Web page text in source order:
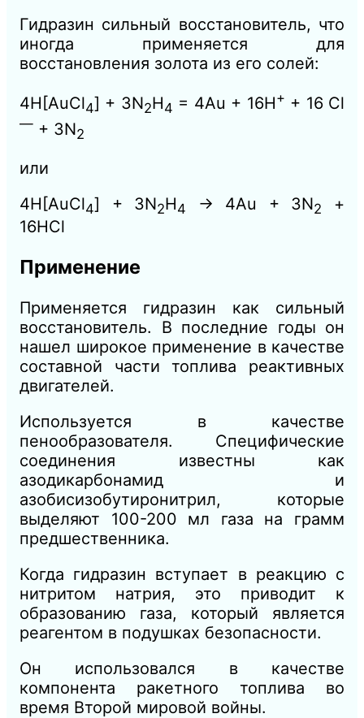
Гидразин сильный восстановитель, что
иногда применяется для
восстановления золота из его солей:
4H[AuCl4] + 3N2H4 = 4Au + 16H+ + 16 Cl
— + 3N2
или
4H[AuCl4] + 3N2H4 → 4Au + 3N2
+
16HCl
Применение
Применяется гидразин как сильный
восстановитель. В последние годы он
нашел широкое применение в качестве
составной части топлива реактивных
двигателей.
Используется в качестве
пенообразователя. Специфические
соединения известны как
азодикарбонамид и
азобисизобутиронитрил, которые
выделяют 100-200 мл газа на грамм
предшественника.
Когда гидразин вступает в реакцию с
нитритом натрия, это приводит к
образованию газа, который является
реагентом в подушках безопасности.
Он использовался в качестве
компонента ракетного топлива во
время Второй мировой войны.